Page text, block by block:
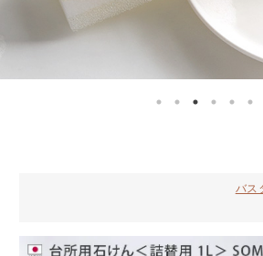
バス